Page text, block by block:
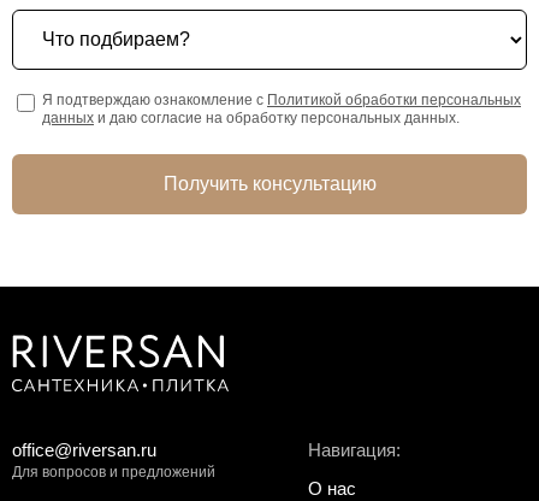
Что подбираем?
Я подтверждаю ознакомление с Политикой обработки персональных
данных и даю согласие на обработку персональных данных.
Получить консультацию
Навигация:
О нас
office@riversan.ru
Для вопросов и предложений